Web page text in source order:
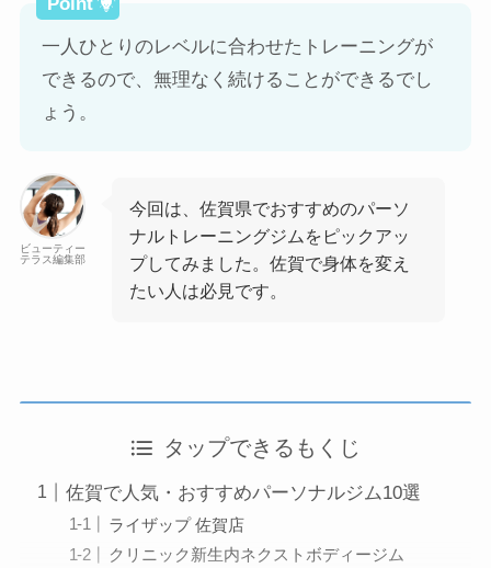
一人ひとりのレベルに合わせたトレーニングが
できるので、無理なく続けることができるでし
ょう。
ビューティー
テラス編集部
今回は、佐賀県でおすすめのパーソ
ナルトレーニングジムをピックアッ
プしてみました。佐賀で身体を変え
たい人は必見です。
タップできるもくじ
佐賀で人気・おすすめパーソナルジム10選
ライザップ 佐賀店
クリニック新生内ネクストボディージム